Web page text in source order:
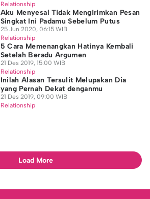
Relationship
Aku Menyesal Tidak Mengirimkan Pesan
Singkat Ini Padamu Sebelum Putus
25 Jun 2020, 06:15 WIB
Relationship
5 Cara Memenangkan Hatinya Kembali
Setelah Beradu Argumen
21 Des 2019, 15:00 WIB
Relationship
Inilah Alasan Tersulit Melupakan Dia
yang Pernah Dekat denganmu
21 Des 2019, 09:00 WIB
Relationship
Load More